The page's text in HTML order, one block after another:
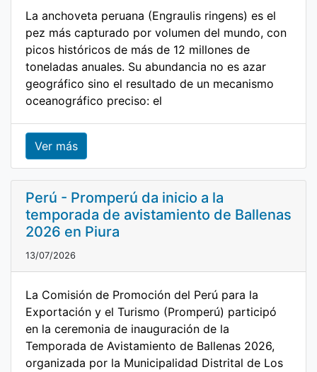
La anchoveta peruana (Engraulis ringens) es el
pez más capturado por volumen del mundo, con
picos históricos de más de 12 millones de
toneladas anuales. Su abundancia no es azar
geográfico sino el resultado de un mecanismo
oceanográfico preciso: el
Ver más
Perú - Promperú da inicio a la
temporada de avistamiento de Ballenas
2026 en Piura
13/07/2026
La Comisión de Promoción del Perú para la
Exportación y el Turismo (Promperú) participó
en la ceremonia de inauguración de la
Temporada de Avistamiento de Ballenas 2026,
organizada por la Municipalidad Distrital de Los